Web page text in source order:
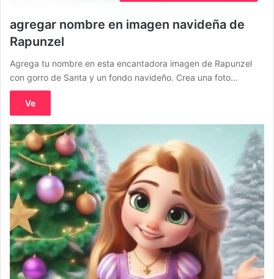
agregar nombre en imagen navideña de
Rapunzel
Agrega tu nombre en esta encantadora imagen de Rapunzel
con gorro de Santa y un fondo navideño. Crea una foto…
Ve